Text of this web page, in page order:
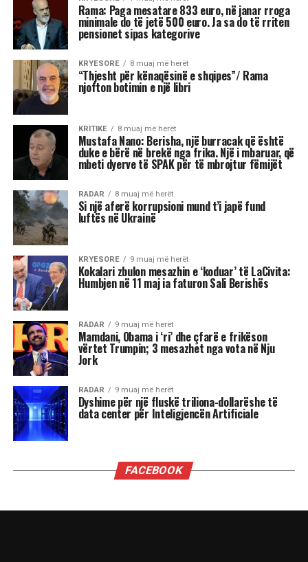
Kjo dinamikë shpesh sjell tensione dhe konflikte,
si në jetën personale, ashtu edhe në atë
profesionale.
Më poshtë janë tre shenjat e zodiakut që
konsiderohen më xheloze:
Akrepi
I njohur për intensitetin e tij emocional, akrepi
shpesh konkurron në heshtje. Kur ndjen se është
tejkaluar, mund të mbajë mëri dhe të tërhiqet
nga të tjerët.
Luani
Luanët kanë nevojë të madhe për vëmendje dhe
admirim. Kur këto nevoja nuk plotësohen,
ndjenja e xhelozisë mund të bëhet e fortë. Ata
shpesh nënvlerësojnë ata që i sfidojnë në
pozicionin e tyre, sidomos në rolin udhëheqës.
Astrologjia i këshillon Luanët të ushtrojnë më
shumë përulësi për të shmangur zilitë e
panevojshme.
Virgjëresha
nevojës së tyre për përsosmëri. Krahasimet e
ndihen konkurrues ose të zhgënjyer. Ato